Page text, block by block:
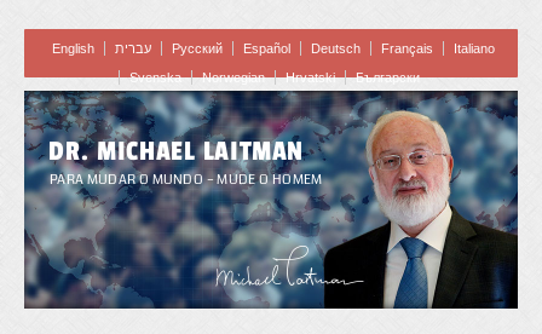
English עברית Pусский Español Deutsch Français
Italiano
Svenska
Norwegian Hrvatski Български
DR. MICHAEL LAITMAN
PARA MUDAR O MUNDO – MUDE O HOMEM